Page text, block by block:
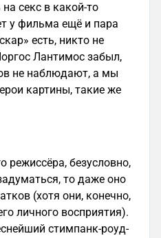
секс в какой-то
у фильма ещё и пара
есть, никто не
Лантимос забыл,
не наблюдают, а мы
картины, такие же
режиссёра, безусловно,
то даже оно
(хотя они, конечно,
личного восприятия).
стимпанк-роуд-